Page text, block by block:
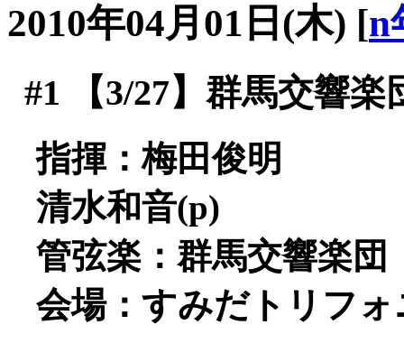
2010年04月01日(木) [n
#1 【3/27】群馬交響楽
指揮：梅田俊明
清水和音(p)
管弦楽：群馬交響楽団
会場：すみだトリフ